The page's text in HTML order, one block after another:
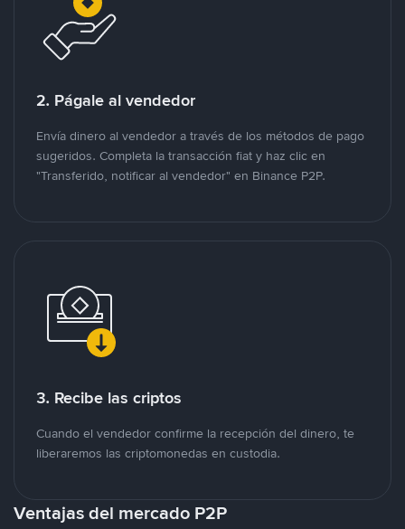
2. Págale al vendedor
Envía dinero al vendedor a través de los métodos de pago
sugeridos. Completa la transacción fiat y haz clic en
"Transferido, notificar al vendedor" en Binance P2P.
3. Recibe las criptos
Cuando el vendedor confirme la recepción del dinero, te
liberaremos las criptomonedas en custodia.
Ventajas del mercado P2P